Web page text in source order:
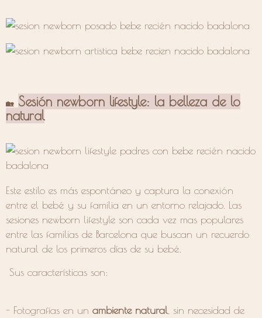
🏡 Sesión newborn lifestyle: la belleza de lo
natural
Este estilo es más espontáneo y captura la conexión
entre el bebé y su familia en un entorno relajado. Las
sesiones newborn lifestyle son cada vez mas populares
entre las familias de Barcelona que buscan un recuerdo
natural de los primeros días de su bebé.
Sus características son:
- Fotografías en un ambiente natural , sin necesidad de